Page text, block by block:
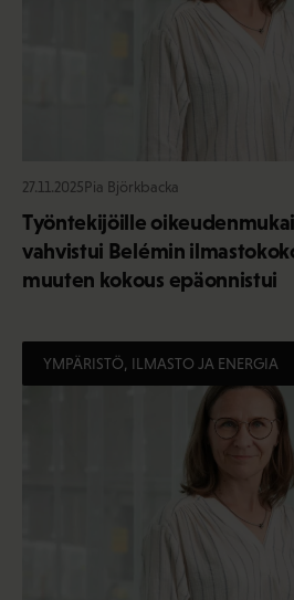
27.11.2025Pia Björkbacka
Työntekijöille
vahvistui Belémin
muuten kokous epäonnistui
YMPÄRISTÖ, ILMASTO JA ENERGIA